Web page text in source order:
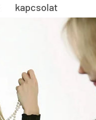
kapcsolat